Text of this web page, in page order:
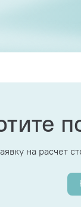
на расчет